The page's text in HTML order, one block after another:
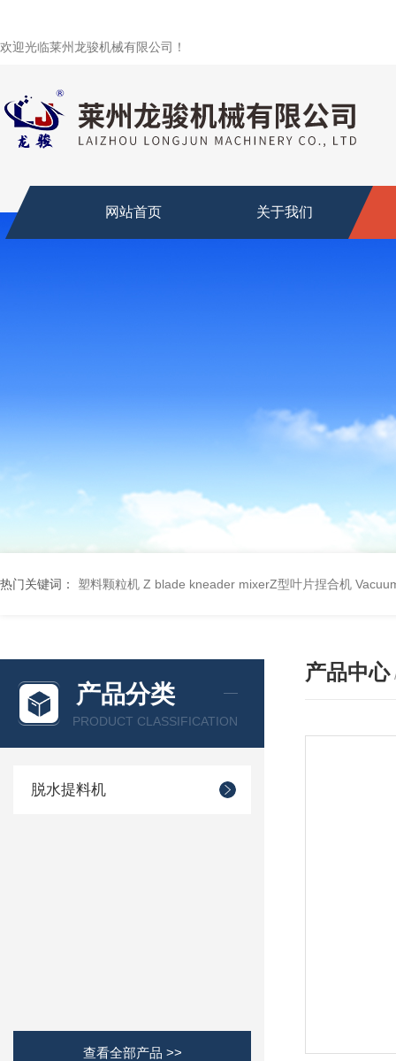
欢迎光临莱州龙骏机械有限公司！
网站首页 关于我们
热门关键词： 塑料颗粒机 Z blade kneader mixerZ型叶片捏合机
产品分类
PRODUCT CLASSIFICATION
脱水提料机
查看全部产品 >>
产品中心